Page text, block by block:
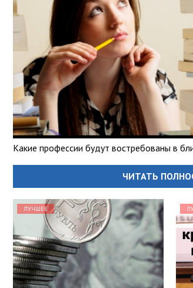
Какие профессии будут востребованы в
ЧИТАТЬ
ЛУЧШЕЕ